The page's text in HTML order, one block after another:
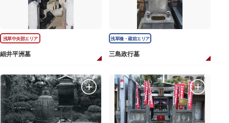
浅草中央部エリア
細井平洲墓
浅草橋・蔵前エリア
三島政行墓